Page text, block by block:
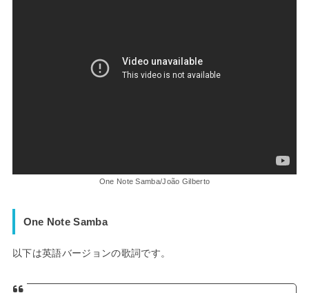
One Note Samba/João Gilberto
One Note Samba
以下は英語バージョンの歌詞です。